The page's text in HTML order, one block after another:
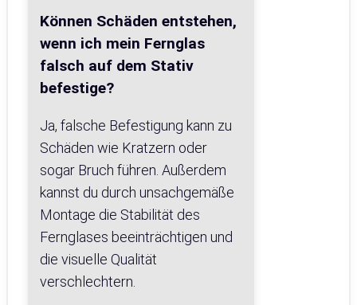
Können Schäden entstehen,
wenn ich mein Fernglas
falsch auf dem Stativ
befestige?
Ja, falsche Befestigung kann zu
Schäden wie Kratzern oder
sogar Bruch führen. Außerdem
kannst du durch unsachgemäße
Montage die Stabilität des
Fernglases beeinträchtigen und
die visuelle Qualität
verschlechtern.